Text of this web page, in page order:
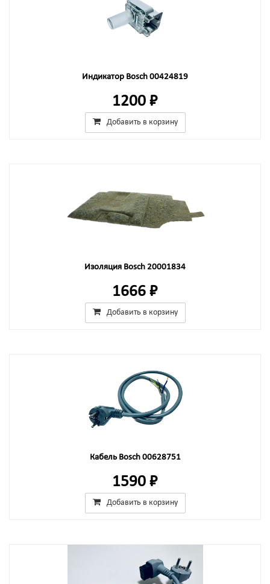
Индикатор Bosch 00424819
1200 ₽
Добавить в корзину
Изоляция Bosch 20001834
1666 ₽
Добавить в корзину
Кабель Bosch 00628751
1590 ₽
Добавить в корзину